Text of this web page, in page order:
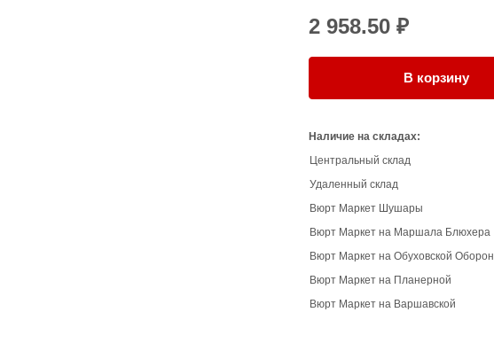
2 958.50 ₽
В корзину
Наличие на складах:
Центральный склад
Удаленный склад
Вюрт Маркет Шушары
Вюрт Маркет на Маршала Блюхера
Вюрт Маркет на Обуховской
Вюрт Маркет на Планерной
Вюрт Маркет на Варшавской